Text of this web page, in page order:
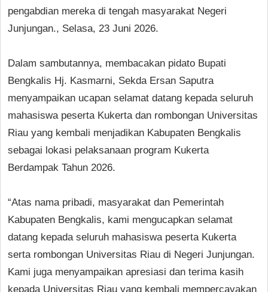
pengabdian mereka di tengah masyarakat Negeri
Junjungan., Selasa, 23 Juni 2026.
Dalam sambutannya, membacakan pidato Bupati
Bengkalis Hj. Kasmarni, Sekda Ersan Saputra
menyampaikan ucapan selamat datang kepada seluruh
mahasiswa peserta Kukerta dan rombongan Universitas
Riau yang kembali menjadikan Kabupaten Bengkalis
sebagai lokasi pelaksanaan program Kukerta
Berdampak Tahun 2026.
“Atas nama pribadi, masyarakat dan Pemerintah
Kabupaten Bengkalis, kami mengucapkan selamat
datang kepada seluruh mahasiswa peserta Kukerta
serta rombongan Universitas Riau di Negeri Junjungan.
Kami juga menyampaikan apresiasi dan terima kasih
kepada Universitas Riau yang kembali mempercayakan